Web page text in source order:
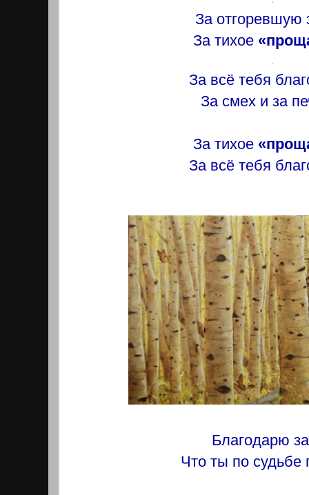
За отгоревшую
За тихое
.
За всё тебя
За смех и за
За тихое
За всё тебя
Благодарю
Что ты по судьбе